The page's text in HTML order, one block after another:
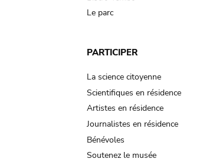
Le parc
PARTICIPER
La science citoyenne
Scientifiques en résidence
Artistes en résidence
Journalistes en résidence
Bénévoles
Soutenez le musée